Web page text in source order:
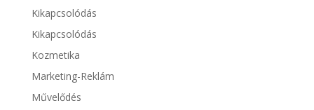
Kikapcsolódás
Kikapcsolódás
Kozmetika
Marketing-Reklám
Művelődés